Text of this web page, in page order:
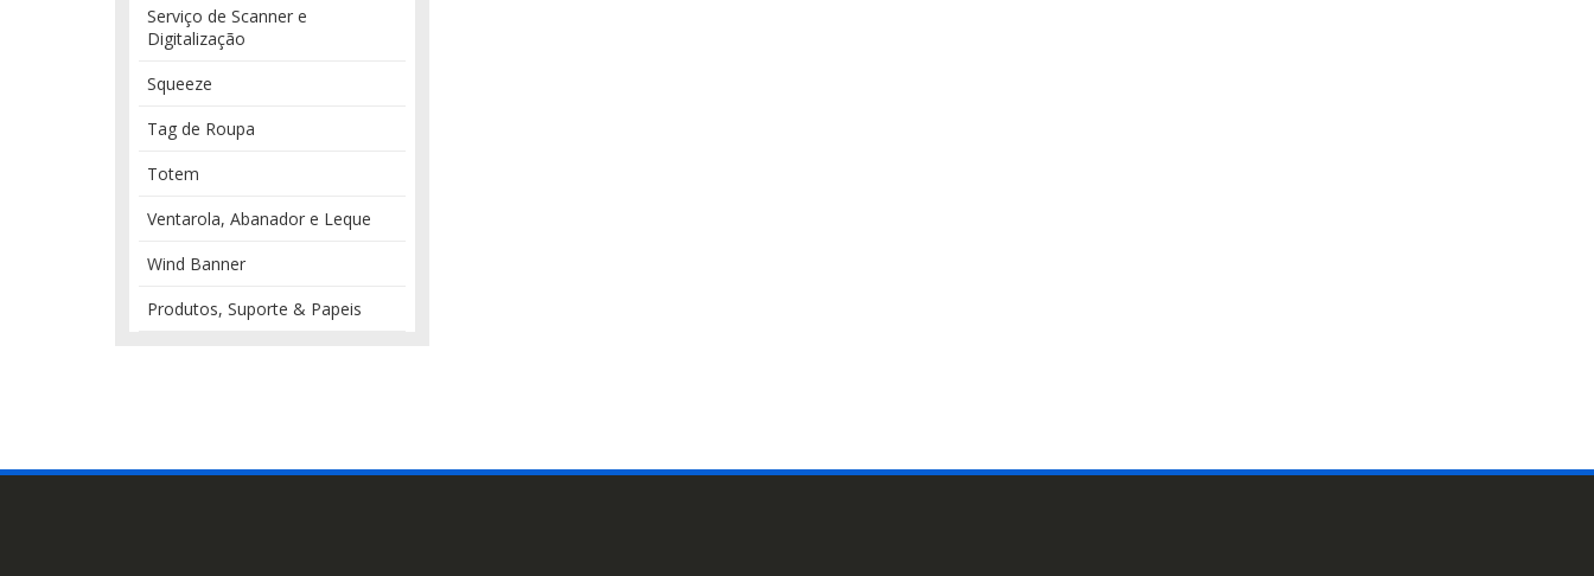
Serviço de Scanner e
Digitalização
Squeeze
Tag de Roupa
Totem
Ventarola, Abanador e Leque
Wind Banner
Produtos, Suporte & Papeis